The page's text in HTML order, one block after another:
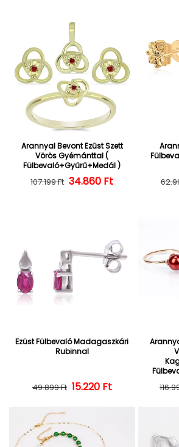
Arannyal Bevont Ezüst Szett
Vörös Gyémánttal (
Fülbevaló+Gyűrű+Medál )
Normál ár
107.199 Ft Kedvezményes ár
34.860 Ft
Ezüst Fülbevaló Madagaszkári
Rubinnal
Normál ár
49.899 Ft Kedvezményes ár
15.220 Ft